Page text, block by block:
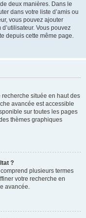
deux manières. Dans le
dans votre liste d’amis ou
vous pouvez ajouter
Vous pouvez
depuis cette même page.
située en haut des
avancée est accessible
sur toutes les pages
thèmes graphiques
?
plusieurs termes
votre recherche en
avancée.